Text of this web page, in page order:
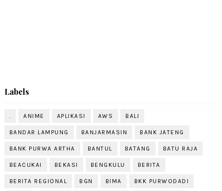
Labels
. ANIME APLIKASI AWS BALI
BANDAR LAMPUNG BANJARMASIN BANK JATENG
BANK PURWA ARTHA BANTUL BATANG BATU RAJA
BEACUKAI BEKASI BENGKULU BERITA
BERITA REGIONAL BGN BIMA BKK PURWODADI